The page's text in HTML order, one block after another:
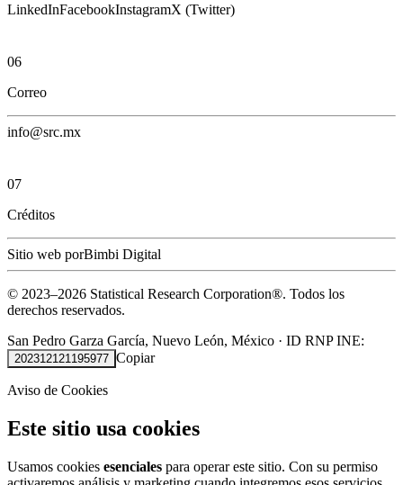
LinkedInFacebookInstagramX (Twitter)
06
Correo
info@src.mx
07
Créditos
Sitio web porBimbi Digital
© 2023–2026 Statistical Research Corporation®. Todos los
derechos reservados.
San Pedro Garza García, Nuevo León, México · ID RNP INE:
202312121195977 Copiar
Aviso de Cookies
Este sitio usa cookies
Usamos cookies esenciales para operar este sitio. Con su permiso